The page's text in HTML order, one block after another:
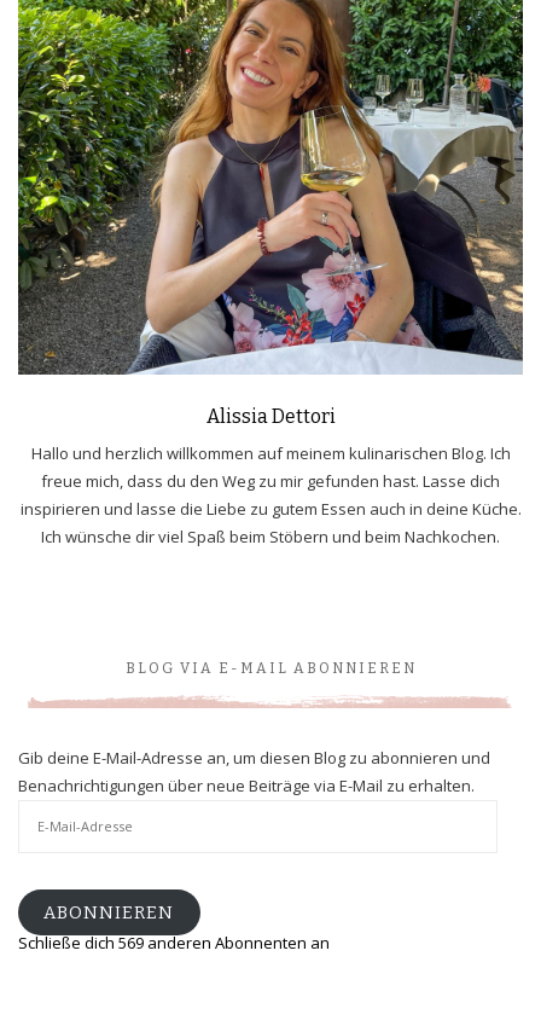
Alissia Dettori
Hallo und herzlich willkommen auf meinem kulinarischen Blog. Ich
freue mich, dass du den Weg zu mir gefunden hast. Lasse dich
inspirieren und lasse die Liebe zu gutem Essen auch in deine Küche.
Ich wünsche dir viel Spaß beim Stöbern und beim Nachkochen.
BLOG VIA E-MAIL ABONNIEREN
Gib deine E-Mail-Adresse an, um diesen Blog zu abonnieren und
Benachrichtigungen über neue Beiträge via E-Mail zu erhalten.
ABONNIEREN
Schließe dich 569 anderen Abonnenten an